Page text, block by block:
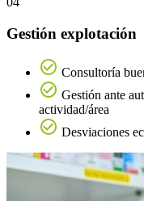
Gestión explotación
Consultoría
Gestión ante
actividad/área
Desviaciones